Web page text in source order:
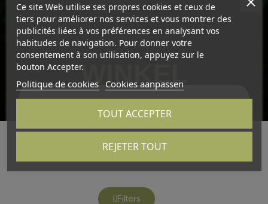
WINKEL
Filters
Ce site Web utilise ses propres cookies et ceux de
tiers pour améliorer nos services et vous montrer des
publicités liées à vos préférences en analysant vos
habitudes de navigation. Pour donner votre
consentement à son utilisation, appuyez sur le
bouton Accepter.
Politique de cookies Cookies aanpassen
REJETER TOUT
TOUT ACCEPTER